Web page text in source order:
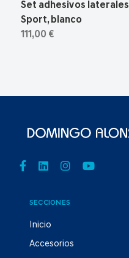
Set adhesivos laterales
Sport, blanco
111,00 €
SECCIONES
Inicio
Accesorios